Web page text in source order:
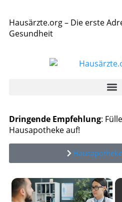
Hausärzte.org – Die erste
Gesundheit
Dringende Empfehlung:
Hausapotheke auf!
×